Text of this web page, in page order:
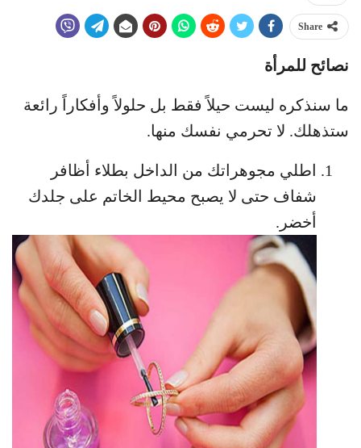
Share
نصائح للمرأة
ما سنذكره ليست حيلاً فقط بل حلولاً وأفكاراً رائعة
ستذهلك. لا تحرمي نفسك منها.
اطلي مجوهراتك من الداخل بطلاء أظافر
شفاف حتى لا يصبح محيط الخاتم على جلدك
أخضر.